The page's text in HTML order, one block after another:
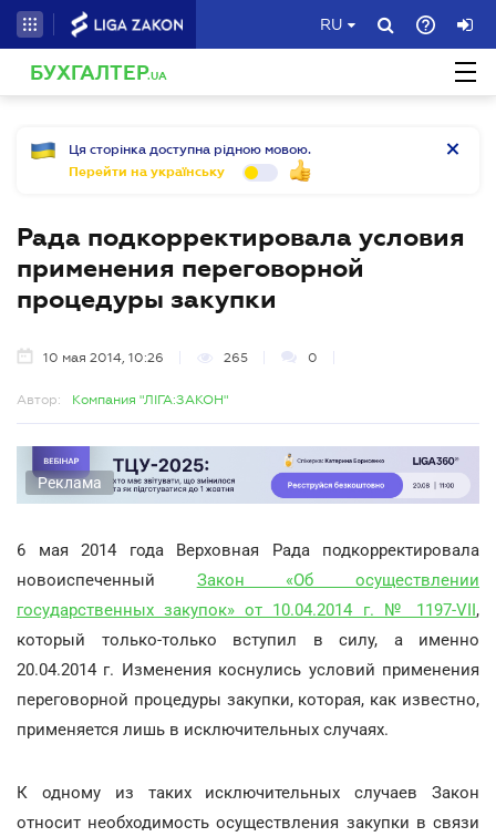
RU
БУХГАЛТЕР.UA
Ця сторінка доступна рідною мовою.
Перейти на українську
Рада подкорректировала условия
применения переговорной
процедуры закупки
10 мая 2014, 10:26 265 0
Автор: Компания "ЛІГА:ЗАКОН"
Реклама
6 мая 2014 года Верховная Рада подкорректировала
новоиспеченный Закон «Об осуществлении
государственных закупок» от 10.04.2014 г. № 1197-VII,
который только-только вступил в силу, а именно
20.04.2014 г. Изменения коснулись условий применения
переговорной процедуры закупки, которая, как известно,
применяется лишь в исключительных случаях.
К одному из таких исключительных случаев Закон
относит необходимость осуществления закупки в связи